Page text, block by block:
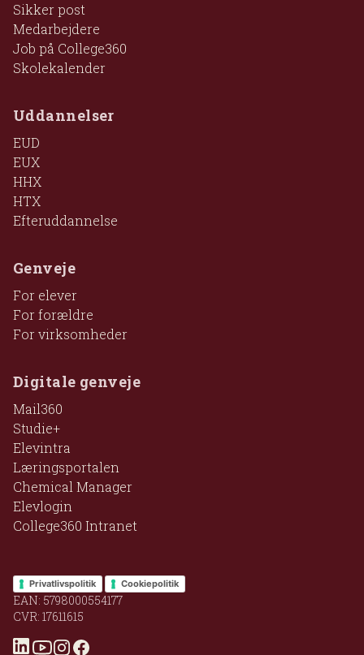
Sikker post
Medarbejdere
Job på College360
Skolekalender
Uddannelser
EUD
EUX
HHX
HTX
Efteruddannelse
Genveje
For elever
For forældre
For virksomheder
Digitale genveje
Mail360
Studie+
Elevintra
Læringsportalen
Chemical Manager
Elevlogin
College360 Intranet
Privatlivspolitik Cookiepolitik
EAN: 5798000554177
CVR: 17611615